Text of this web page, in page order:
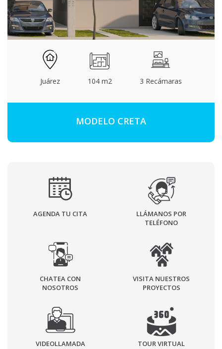
Juárez 104 m2 3 Recámaras
MODELO CRETA
AGENDA TU CITA
LLÁMANOS POR
TELÉFONO
CHATEA CON
NOSOTROS
VISITA NUESTROS
PROYECTOS
VIDEOLLAMADA TOUR VIRTUAL